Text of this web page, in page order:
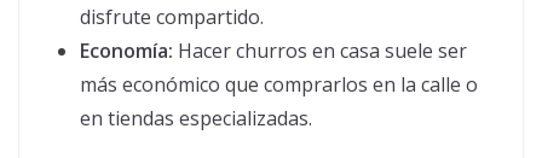
disfrute compartido.
Economía: Hacer churros en casa suele ser
más económico que comprarlos en la calle o
en tiendas especializadas.